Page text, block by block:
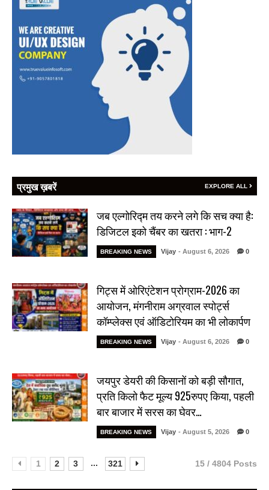
प्रमुख ख़बरें EXPLORE ALL
जब एल्गोरिद्म तय करने लगे कि सच क्या है:
डिजिटल इको चैंबर का खतरा : भाग-2
BREAKING NEWS Vijay - August 6, 2026 0
गिट्स में ओरिएंटेशन प्रोग्राम-2026 का
आयोजन, मंगनीराम अग्रवाल स्पोर्ट्स
कॉम्प्लेक्स एवं ऑडिटोरियम का भी लोकार्पण
BREAKING NEWS Vijay - August 6, 2026 0
जयपुर डेयरी की किसानों को बड़ी सौगात,
प्रति किलो फैट मूल्य 925रुपए किया, पहली
बार बाजार में सरस का घेवर…
BREAKING NEWS Vijay - August 5, 2026 0
1 2 3 ... 321 15 / 4804 Posts